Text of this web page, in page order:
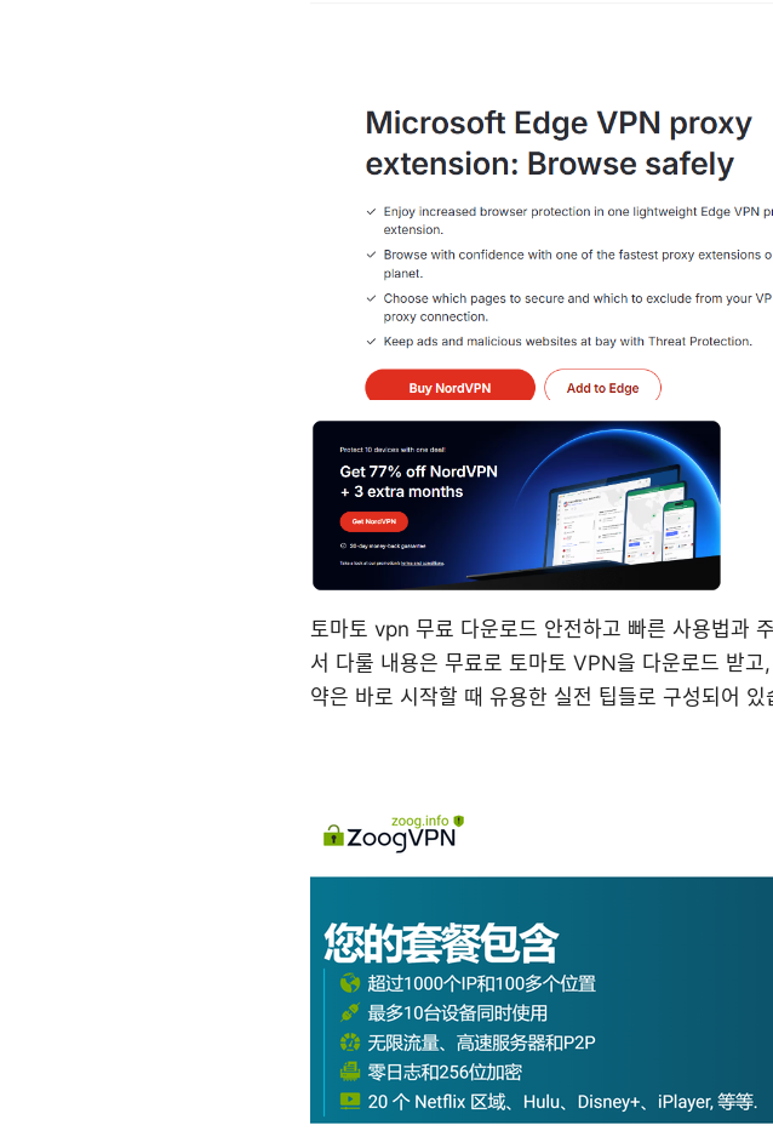
토마토 vpn 무료 다운로드 안전하고 빠른 사용법과
서 다룰 내용은 무료로 토마토 VPN을 다운로드 받
약은 바로 시작할 때 유용한 실전 팁들로 구성되어 있